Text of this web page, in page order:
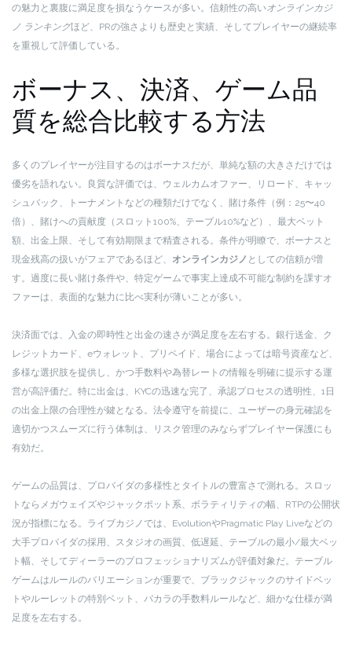
の魅力と裏腹に満足度を損なうケースが多い。信頼性の高いオンラインカジ
ノ ランキングほど、PRの強さよりも歴史と実績、そしてプレイヤーの継続率
を重視して評価している。
ボーナス、決済、ゲーム品
質を総合比較する方法
多くのプレイヤーが注目するのはボーナスだが、単純な額の大きさだけでは
優劣を語れない。良質な評価では、ウェルカムオファー、リロード、キャッ
シュバック、トーナメントなどの種類だけでなく、賭け条件（例：25〜40
倍）、賭けへの貢献度（スロット100%、テーブル10%など）、最大ベット
額、出金上限、そして有効期限まで精査される。条件が明瞭で、ボーナスと
現金残高の扱いがフェアであるほど、 オンラインカジノ としての信頼が増
す。過度に長い賭け条件や、特定ゲームで事実上達成不可能な制約を課すオ
ファーは、表面的な魅力に比べ実利が薄いことが多い。
決済面では、入金の即時性と出金の速さが満足度を左右する。銀行送金、ク
レジットカード、eウォレット、プリペイド、場合によっては暗号資産など、
多様な選択肢を提供し、かつ手数料や為替レートの情報を明確に提示する運
営が高評価だ。特に出金は、KYCの迅速な完了、承認プロセスの透明性、1日
の出金上限の合理性が鍵となる。法令遵守を前提に、ユーザーの身元確認を
適切かつスムーズに行う体制は、リスク管理のみならずプレイヤー保護にも
有効だ。
ゲームの品質は、プロバイダの多様性とタイトルの豊富さで測れる。スロッ
トならメガウェイズやジャックポット系、ボラティリティの幅、RTPの公開状
況が指標になる。ライブカジノでは、EvolutionやPragmatic Play Liveなどの
大手プロバイダの採用、スタジオの画質、低遅延、テーブルの最小/最大ベッ
ト幅、そしてディーラーのプロフェッショナリズムが評価対象だ。テーブル
ゲームはルールのバリエーションが重要で、ブラックジャックのサイドベッ
トやルーレットの特別ベット、バカラの手数料ルールなど、細かな仕様が満
足度を左右する。